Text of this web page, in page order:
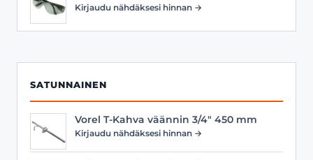
Kirjaudu nähdäksesi hinnan →
SATUNNAINEN
Vorel T-Kahva väännin 3/4" 450 mm
Kirjaudu nähdäksesi hinnan →